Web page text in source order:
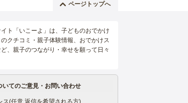
ページトップへ
ト「いこーよ」は、子どものおでかけ
クチコミ・親子体験情報、おでかけス
、親子のつながり・幸せを願って日々
いてのご意見・お問い合わせ
ス(任意 返信を希望される方)